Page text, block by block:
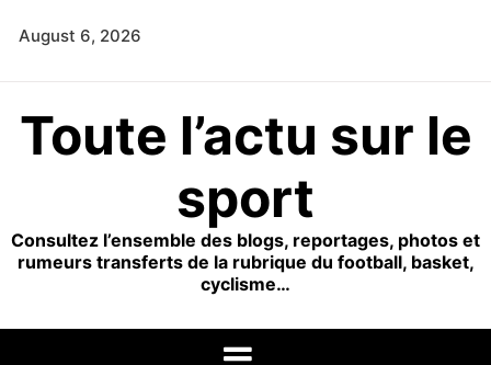
August 6, 2026
Toute l’actu sur le
sport
Consultez l’ensemble des blogs, reportages, photos et
rumeurs transferts de la rubrique du football, basket,
cyclisme…